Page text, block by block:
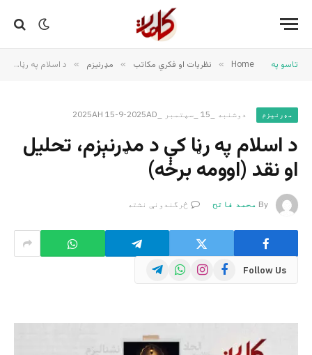
تاسو په Home
» نظریات او فکري مکاتب » مډرنیزم » د اسلام په رڼا کې د مډرنېزم، تحلیل او نقد (اوومه برخه)
مډرنیزم دوشنبه _15 _سپتمبر _2025AH 15-9-2025AD
د اسلام په رڼا کې د مډرنېزم، تحلیل
او نقد (اوومه برخه)
By محمد فاتح څرگندونې نشته
Follow Us
Facebook
Instagram
WhatsApp
Telegram